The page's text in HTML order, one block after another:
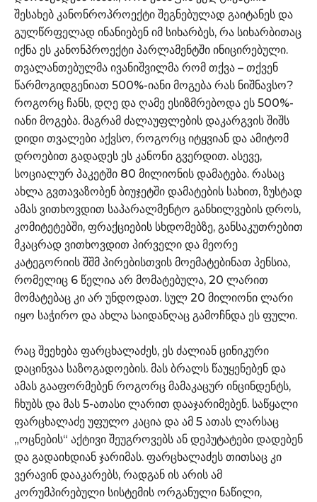
შესახებ კანონროპროექტი შეგნებულად გაიტანეს და
გულწრფელად ინანიებენ იმ სიხარბეს, რა სიხარბითაც
იქნა ეს კანონპროექტი პარლამენტში ინიცირებული.
თვალანთებულმა ივანიშვილმა რომ თქვა – თქვენ
წარმოგიდგენიათ 500%-იანი მოგება რას ნიშნავსო?
როგორც ჩანს, დღე და ღამე ესიზმრებოდა ეს 500%-
იანი მოგება. მაგრამ ძალაუფლების დაკარგვის შიშს
დიდი თვალები აქვსო, როგორც იტყვიან და ამიტომ
დროებით გადადეს ეს კანონი გვერდით. ასევე,
სოციალურ პაკეტში 80 მილიონის დამატება. რასაც
ახლა გვთავაზობენ ბიუჯეტში დამატების სახით, ზუსტად
ამას ვითხოვდით საპარალმენტო განხილვების დროს,
კომიტეტებში, ფრაქციების სხდომებზე, განსაკუთრებით
მკაცრად ვითხოვდით პირველი და მეორე
კატეგორიის შშმ პირებისთვის მოემატებინათ პენსია,
რომელიც 6 წელია არ მომატებულა, 20 ლარით
მომატებაც კი არ უნდოდათ. სულ 20 მილიონი ლარი
იყო საჭირო და ახლა საიდანღაც გამოჩნდა ეს ფული.
რაც შეეხება ფარცხალაძეს, ეს ძალიან ცინიკური
დაცინვაა საზოგადოების. მას ბრალს წაუყენებენ და
ამას გააფორმებენ როგორც მამაკაცურ ინცინდენტს,
ჩხუბს და მას 5-ათასი ლარით დააჯარიმებენ. საწყალი
ფარცხალაძე უფულო კაცია და ამ 5 ათას ლარსაც
„ოცნების“ აქტივი შეუგროვებს ან დეპუტატები დადებენ
და გადაიხდიან ჯარიმას. ფარცხალაძეს თითსაც კი
ვერავინ დააკარებს, რადგან ის არის ამ
კორუმპირებული სისტემის ორგანული ნაწილი,